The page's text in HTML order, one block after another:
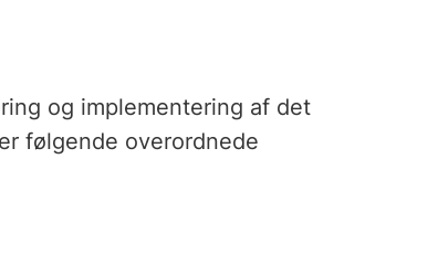
og implementering af det
følgende overordnede